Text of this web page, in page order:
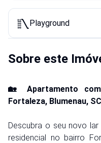
Playground
Sobre este
🏡 Apartamento
Fortaleza, Blumenau, SC
Descubra o seu novo lar
residencial no bairro